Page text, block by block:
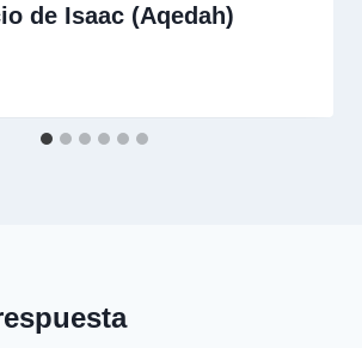
de Isaac (Aqedah)